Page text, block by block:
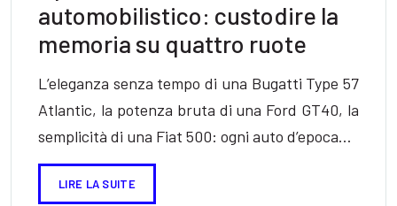
automobilistico: custodire la
memoria su quattro ruote
L’eleganza senza tempo di una Bugatti Type 57
Atlantic, la potenza bruta di una Ford GT40, la
semplicità di una Fiat 500: ogni auto d’epoca…
LIRE LA SUITE